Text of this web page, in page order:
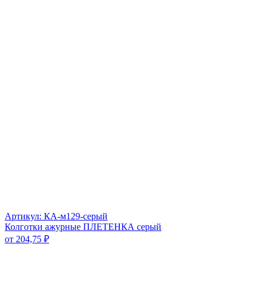
Артикул: КА-м129-серый
Колготки ажурные ПЛЕТЕНКА серый
от 204,75 ₽